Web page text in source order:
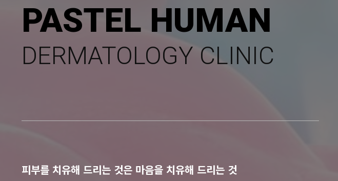
PASTEL HUMAN
DERMATOLOGY CLINIC
피부를 치유해 드리는 것은 마음을 치유해 드리는 것